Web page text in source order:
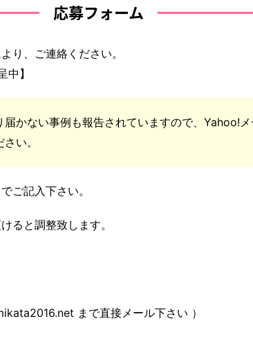
応募フォーム
り、ご連絡ください。
】
かない事例も報告されていますので、Yahoo!
い。
ご記入下さい。
ると調整致します。
まで直接メール下さい ）